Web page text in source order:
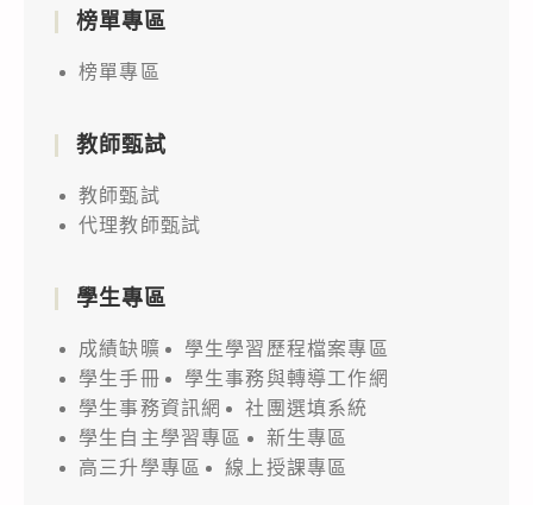
榜單專區
榜單專區
教師甄試
教師甄試
代理教師甄試
學生專區
成績缺曠
學生學習歷程檔案專區
學生手冊
學生事務與轉導工作網
學生事務資訊網
社團選填系統
學生自主學習專區
新生專區
高三升學專區
線上授課專區